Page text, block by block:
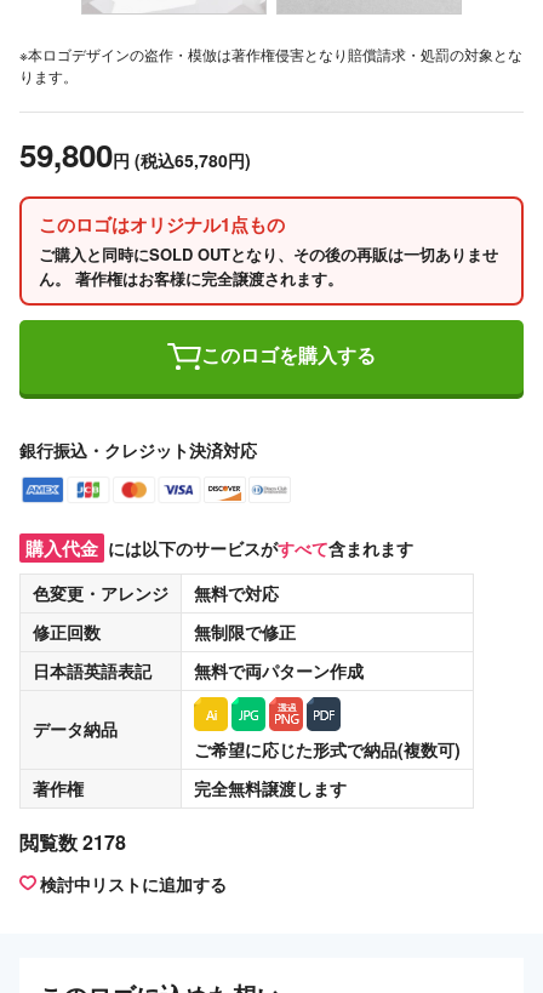
※本ロゴデザインの盗作・模倣は著作権侵害となり賠償請求・処罰の対象とな
ります。
59,800円 (税込65,780円)
このロゴはオリジナル1点もの
ご購入と同時にSOLD OUTとなり、その後の再販は一切ありませ
ん。 著作権はお客様に完全譲渡されます。
このロゴを購入する
銀行振込・クレジット決済対応
購入代金 には以下のサービスがすべて含まれます
色変更・アレンジ
無料で対応
修正回数
無制限で修正
日本語英語表記
無料で両パターン作成
データ納品
ご希望に応じた形式で納品(複数可)
著作権
完全無料譲渡します
閲覧数 2178
検討中リストに追加する